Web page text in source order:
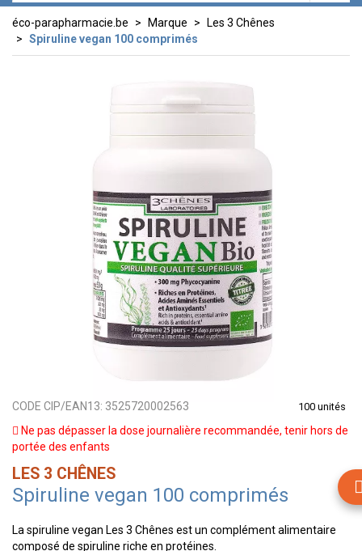
éco-parapharmacie.be Marque
Les 3 Chênes
Spiruline vegan 100 comprimés
CODE CIP/EAN13: 3525720002563 100 unités
Ne pas dépasser la dose journalière recommandée, tenir hors de
portée des enfants
LES 3 CHÊNES
Spiruline vegan 100 comprimés
La spiruline vegan Les 3 Chênes est un complément alimentaire
composé de spiruline riche en protéines.